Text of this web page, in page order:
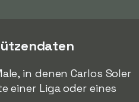
in denen Carlos Soler
einer Liga oder eines